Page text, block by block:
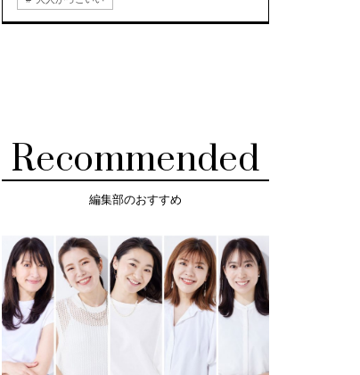
Recommended
編集部のおすすめ